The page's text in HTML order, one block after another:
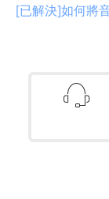
[已解決]如何將